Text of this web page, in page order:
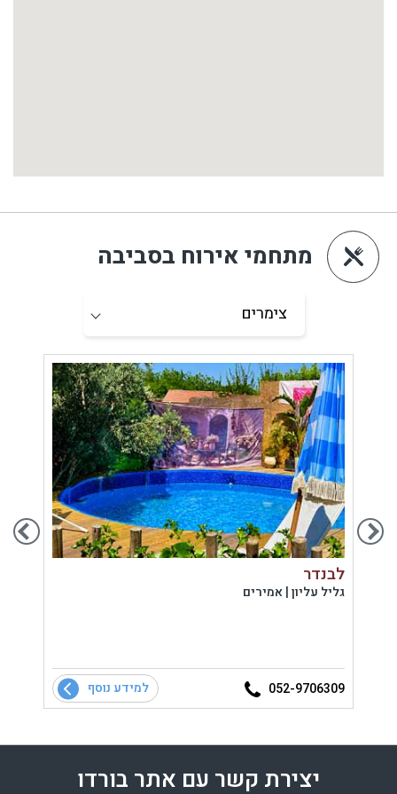
מתחמי אירוח בסביבה
לבנדר
גליל עליון | אמירים
052-9706309 למידע נוסף
יצירת קשר עם אתר בורדו